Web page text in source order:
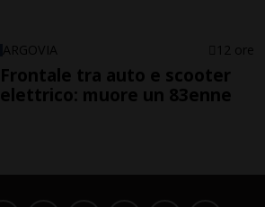
ARGOVIA 12 ore
Frontale tra auto e scooter
elettrico: muore un 83enne